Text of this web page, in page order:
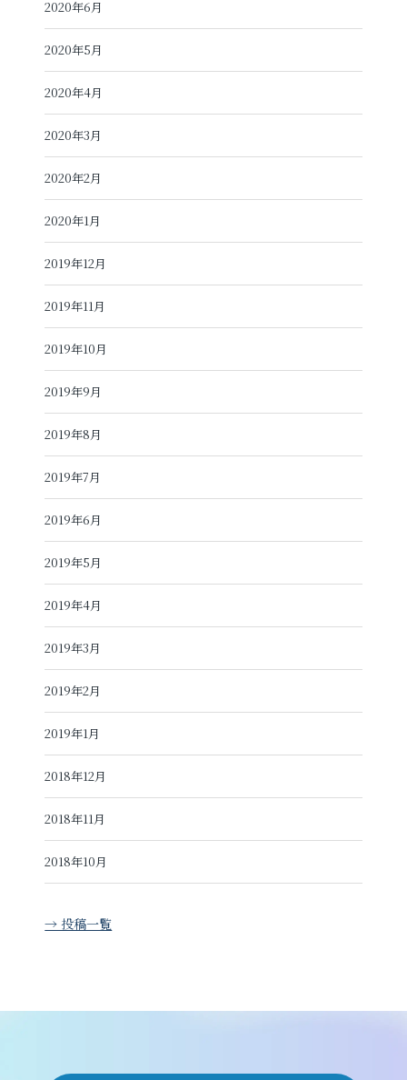
2020年6月
2020年5月
2020年4月
2020年3月
2020年2月
2020年1月
2019年12月
2019年11月
2019年10月
2019年9月
2019年8月
2019年7月
2019年6月
2019年5月
2019年4月
2019年3月
2019年2月
2019年1月
2018年12月
2018年11月
2018年10月
→ 投稿一覧